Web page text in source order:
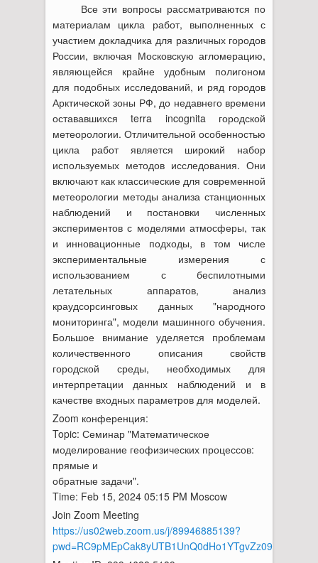
Все эти вопросы рассматриваются по
материалам цикла работ, выполненных с
участием докладчика для различных городов
России, включая Московскую агломерацию,
являющейся крайне удобным полигоном
для подобных исследований, и ряд городов
Арктической зоны РФ, до недавнего времени
остававшихся terra incognita городской
метеорологии. Отличительной особенностью
цикла работ является широкий набор
используемых методов исследования. Они
включают как классические для современной
метеорологии методы анализа станционных
наблюдений и постановки численных
экспериментов с моделями атмосферы, так
и инновационные подходы, в том числе
экспериментальные измерения с
использованием с беспилотными
летательных аппаратов, анализ
краудсорсинговых данных "народного
мониторинга", модели машинного обучения.
Большое внимание уделяется проблемам
количественного описания свойств
городской среды, необходимых для
интерпретации данных наблюдений и в
качестве входных параметров для моделей.
Zoom конференция:
Topic: Семинар "Математическое
моделирование геофизических процессов:
прямые и
обратные задачи".
Time: Feb 15, 2024 05:15 PM Moscow
Join Zoom Meeting
https://us02web.zoom.us/j/89946885139?
pwd=RC9pMEpCak8yUTB1UnQ0dHo1YTgvZz09